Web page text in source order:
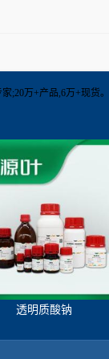
;20万+产品,6万+现货。
透明质酸钠